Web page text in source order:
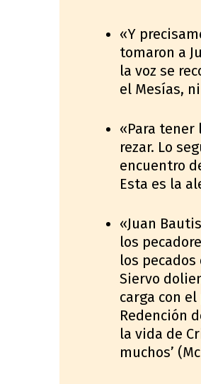
«Y
tomaron a
la voz se
el Mesías,
«Para tener
rezar. Lo
encuentro
Esta es la
«Juan
los
los pecados
Siervo
carga con
Redención
la vida de
muchos’